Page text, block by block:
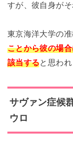
すが、彼自身が
東京海洋大学の
ことから彼の場
該当すると思われ
サヴァン症候
ウロ